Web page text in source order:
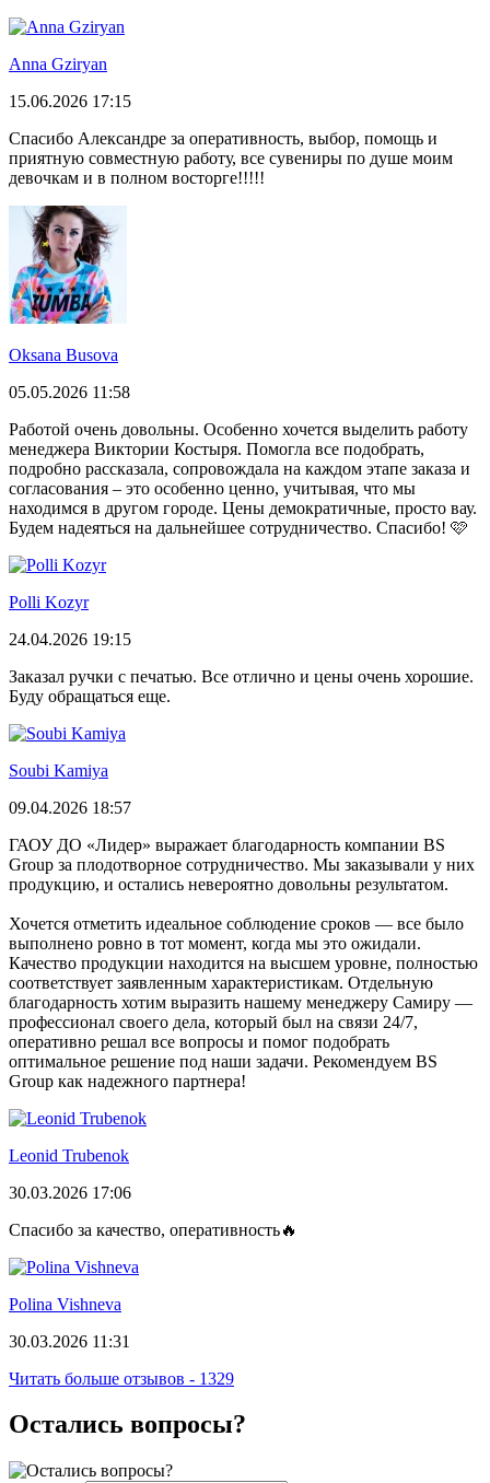
Anna Gziryan
15.06.2026 17:15
Спасибо Александре за оперативность, выбор, помощь и
приятную совместную работу, все сувениры по душе моим
девочкам и в полном восторге!!!!!
Oksana Busova
05.05.2026 11:58
Работой очень довольны. Особенно хочется выделить работу
менеджера Виктории Костыря. Помогла все подобрать,
подробно рассказала, сопровождала на каждом этапе заказа и
согласования – это особенно ценно, учитывая, что мы
находимся в другом городе. Цены демократичные, просто вау.
Будем надеяться на дальнейшее сотрудничество. Спасибо! 🩷
Polli Kozyr
24.04.2026 19:15
Заказал ручки с печатью. Все отлично и цены очень хорошие.
Буду обращаться еще.
Soubi Kamiya
09.04.2026 18:57
ГАОУ ДО «Лидер» выражает благодарность компании BS
Group за плодотворное сотрудничество. Мы заказывали у них
продукцию, и остались невероятно довольны результатом.
Хочется отметить идеальное соблюдение сроков — все было
выполнено ровно в тот момент, когда мы это ожидали.
Качество продукции находится на высшем уровне, полностью
соответствует заявленным характеристикам. Отдельную
благодарность хотим выразить нашему менеджеру Самиру —
профессионал своего дела, который был на связи 24/7,
оперативно решал все вопросы и помог подобрать
оптимальное решение под наши задачи. Рекомендуем BS
Group как надежного партнера!
Leonid Trubenok
30.03.2026 17:06
Спасибо за качество, оперативность🔥
Polina Vishneva
30.03.2026 11:31
Читать больше отзывов - 1329
Остались вопросы?